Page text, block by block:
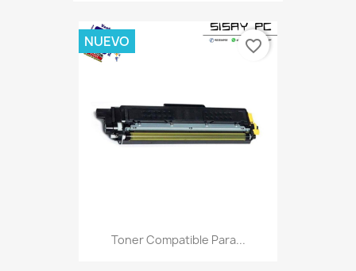
Toner Compatible Para...
NUEVO favorite_border